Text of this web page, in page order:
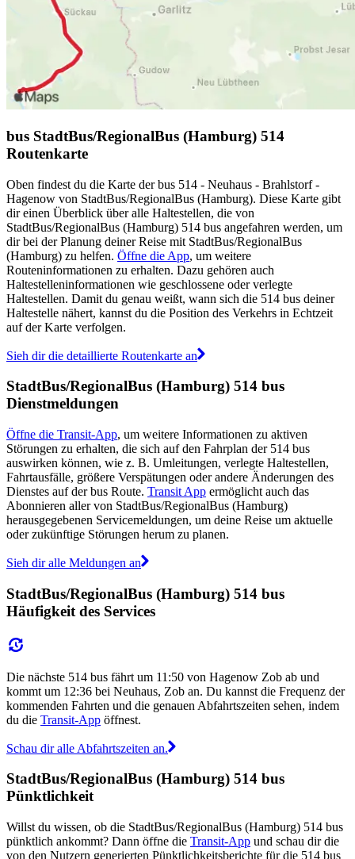
bus StadtBus/RegionalBus (Hamburg) 514
Routenkarte
Oben findest du die Karte der bus 514 - Neuhaus - Brahlstorf -
Hagenow von StadtBus/RegionalBus (Hamburg). Diese Karte gibt
dir einen Überblick über alle Haltestellen, die von
StadtBus/RegionalBus (Hamburg) 514 bus angefahren werden, um
dir bei der Planung deiner Reise mit StadtBus/RegionalBus
(Hamburg) zu helfen. Öffne die App, um weitere
Routeninformationen zu erhalten. Dazu gehören auch
Haltestelleninformationen wie geschlossene oder verlegte
Haltestellen. Damit du genau weißt, wann sich die 514 bus deiner
Haltestelle nähert, kannst du die Position des Verkehrs in Echtzeit
auf der Karte verfolgen.
Sieh dir die detaillierte Routenkarte an
StadtBus/RegionalBus (Hamburg) 514 bus
Dienstmeldungen
Öffne die Transit-App, um weitere Informationen zu aktiven
Störungen zu erhalten, die sich auf den Fahrplan der 514 bus
auswirken können, wie z. B. Umleitungen, verlegte Haltestellen,
Fahrtausfälle, größere Verspätungen oder andere Änderungen des
Dienstes auf der bus Route. Transit App ermöglicht auch das
Abonnieren aller von StadtBus/RegionalBus (Hamburg)
herausgegebenen Servicemeldungen, um deine Reise um aktuelle
oder zukünftige Störungen herum zu planen.
Sieh dir alle Meldungen an
StadtBus/RegionalBus (Hamburg) 514 bus
Häufigkeit des Services
Die nächste 514 bus fährt um 11:50 von Hagenow Zob ab und
kommt um 12:36 bei Neuhaus, Zob an. Du kannst die Frequenz der
kommenden Fahrten und die genauen Abfahrtszeiten sehen, indem
du die Transit-App öffnest.
Schau dir alle Abfahrtszeiten an.
StadtBus/RegionalBus (Hamburg) 514 bus
Pünktlichkeit
Willst du wissen, ob die StadtBus/RegionalBus (Hamburg) 514 bus
pünktlich ankommt? Dann öffne die Transit-App und schau dir die
von den Nutzern generierten Pünktlichkeitsberichte für die 514 bus